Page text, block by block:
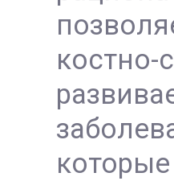
костно-